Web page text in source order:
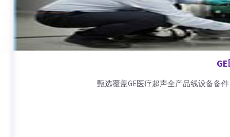
甄选覆盖GE医疗超声全产品线设备备